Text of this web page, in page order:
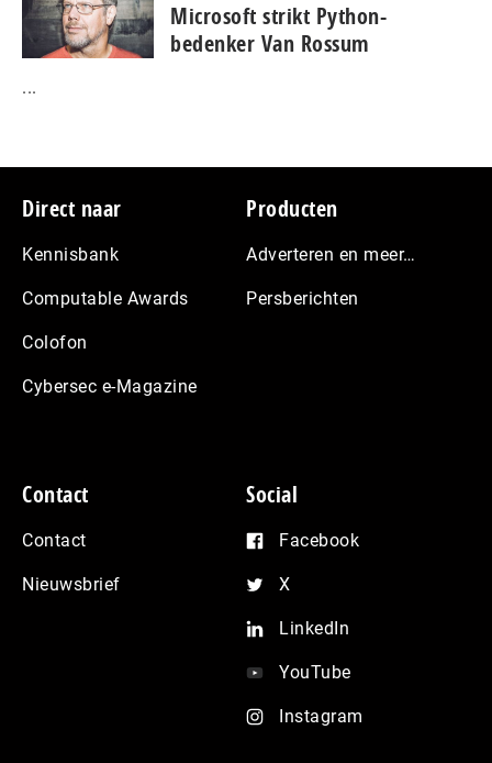
Microsoft strikt Python-
bedenker Van Rossum
...
Footer
Direct naar
Kennisbank
Computable Awards
Colofon
Cybersec e-Magazine
Producten
Adverteren en meer…
Persberichten
Contact
Contact
Nieuwsbrief
Social
Facebook
X
LinkedIn
YouTube
Instagram